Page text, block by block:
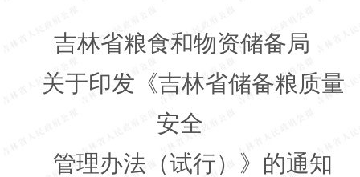
吉林省粮食和物资储备局
关于印发《吉林省储备粮质量
安全
管理办法（试行）》的通知